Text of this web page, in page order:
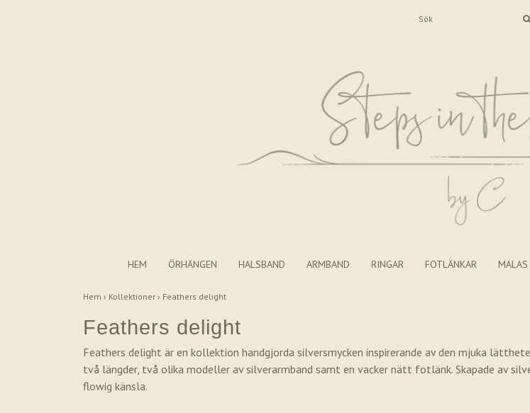
HEM ÖRHÄNGEN HALSBAND ARMBAND RINGAR FOTLÄNKAR MALAS
Hem › Kollektioner › Feathers delight
Feathers delight
Feathers delight är en kollektion handgjorda silversmycken inspirerande av den mjuka
två längder, två olika modeller av silverarmband samt en vacker nätt fotlänk. Skapade av
flowig känsla.